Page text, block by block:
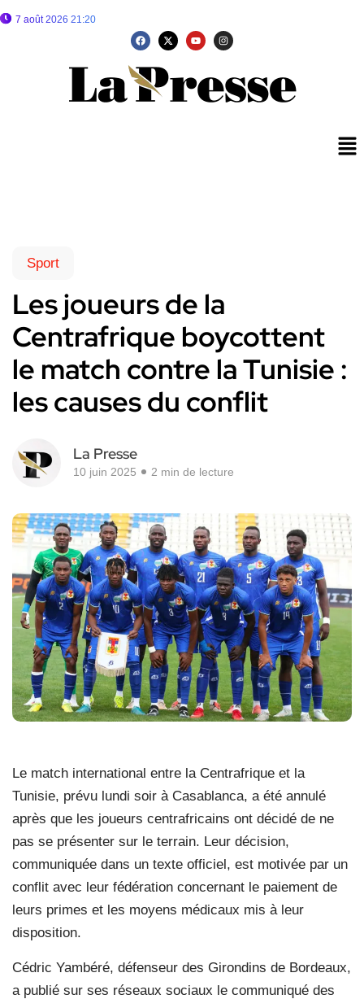
7 août 2026 21:20
Sport
Les joueurs de la
Centrafrique boycottent
le match contre la Tunisie :
les causes du conflit
La Presse
10 juin 2025 2 min de lecture
Le match international entre la Centrafrique et la
Tunisie, prévu lundi soir à Casablanca, a été annulé
après que les joueurs centrafricains ont décidé de ne
pas se présenter sur le terrain. Leur décision,
communiquée dans un texte officiel, est motivée par un
conflit avec leur fédération concernant le paiement de
leurs primes et les moyens médicaux mis à leur
disposition.
Cédric Yambéré, défenseur des Girondins de Bordeaux,
a publié sur ses réseaux sociaux le communiqué des